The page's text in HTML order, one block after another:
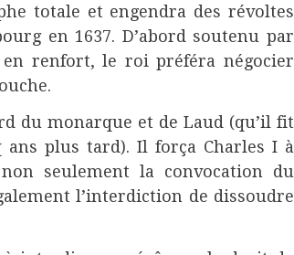
totale et engendra des révoltes
en 1637. D’abord soutenu par
en renfort, le roi préféra négocier
du monarque et de Laud (qu’il fit
ans plus tard). Il força Charles I à
seulement la convocation du
l’interdiction de dissoudre